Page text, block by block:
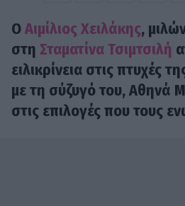
ΟΑιμίλιος Χειλάκης,
στη Σταματίνα Τσιμτσιλή
ειλικρίνεια στις πτυχές
με τη σύζυγό του, Αθηνά
στις επιλογές που τους